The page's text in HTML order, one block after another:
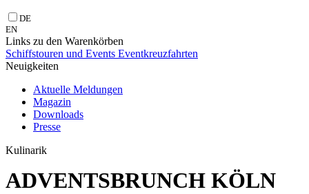
DE
EN
Links zu den Warenkörben
Schiffstouren und Events Eventkreuzfahrten
Neuigkeiten
Aktuelle Meldungen
Magazin
Downloads
Presse
Kulinarik
ADVENTSBRUNCH KÖLN